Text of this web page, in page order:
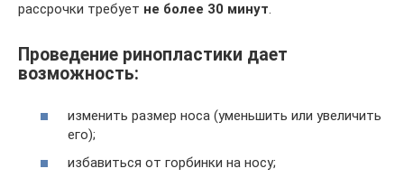
рассрочки требует не более 30 минут.
Проведение ринопластики дает
возможность:
изменить размер носа (уменьшить или увеличить
его);
избавиться от горбинки на носу;